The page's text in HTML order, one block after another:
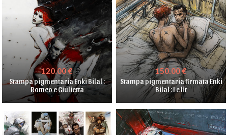
120.00 €
Stampa pigmentaria Enki Bilal :
Romeo e Giulietta
150.00 €
Stampa pigmentaria firmata Enki
Bilal : Le lit